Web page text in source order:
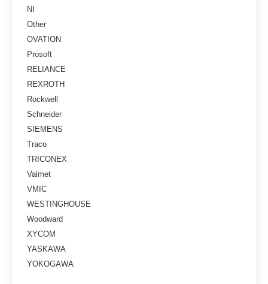
NI
Other
OVATION
Prosoft
RELIANCE
REXROTH
Rockwell
Schneider
SIEMENS
Traco
TRICONEX
Valmet
VMIC
WESTINGHOUSE
Woodward
XYCOM
YASKAWA
YOKOGAWA